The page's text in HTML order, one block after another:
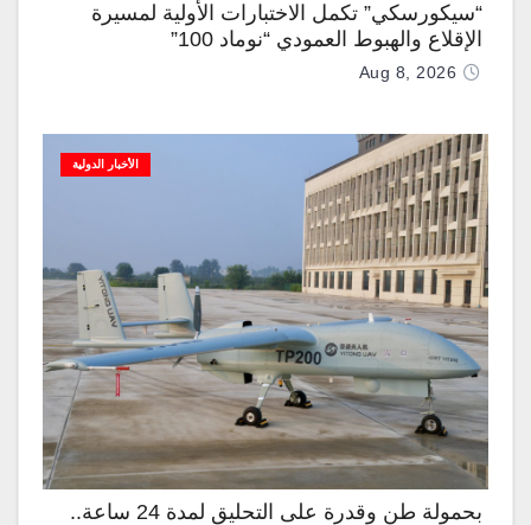
“سيكورسكي” تكمل الاختبارات الأولية لمسيرة
الإقلاع والهبوط العمودي “نوماد 100”
Aug 8, 2026
الأخبار الدولية
بحمولة طن وقدرة على التحليق لمدة 24 ساعة..